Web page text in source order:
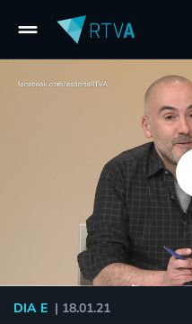
drag_handle
DIA E | 18.01.21